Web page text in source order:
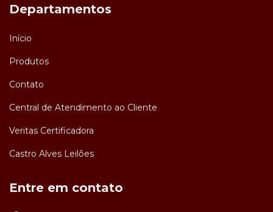
Departamentos
Início
Produtos
Contato
Central de Atendimento ao Cliente
Veritas Certificadora
Castro Alves Leilões
Entre em contato